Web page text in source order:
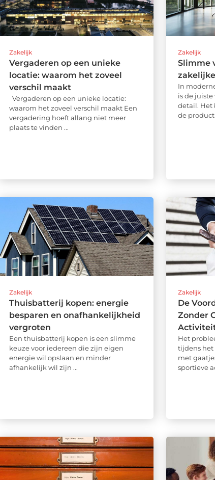
Zakelijk
Vergaderen op een unieke
locatie: waarom het zoveel
verschil maakt
Vergaderen op een unieke locatie:
waarom het zoveel verschil maakt Een
vergadering hoeft allang niet meer
plaats te vinden ...
Zakelijk
Slimme
In
is de
detail. Het
de
Zakelijk
Thuisbatterij kopen: energie
besparen en onafhankelijkheid
vergroten
Een thuisbatterij kopen is een slimme
keuze voor iedereen die zijn eigen
energie wil opslaan en minder
afhankelijk wil zijn ...
Zakelijk
De
Zonder
Het
tijdens het
met
sportieve